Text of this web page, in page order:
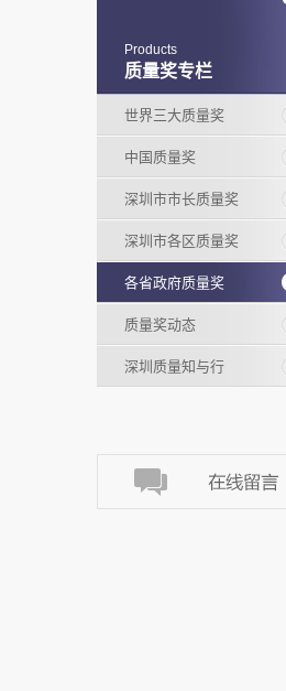
质量奖专栏
Products
世界三大质量奖
中国质量奖
深圳市市长质量奖
深圳市各区质量奖
各省政府质量奖
质量奖动态
深圳质量知与行